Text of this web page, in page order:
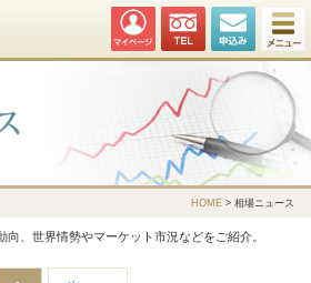
HOME > 相場ニュース
、世界情勢やマーケット市況などをご紹介。